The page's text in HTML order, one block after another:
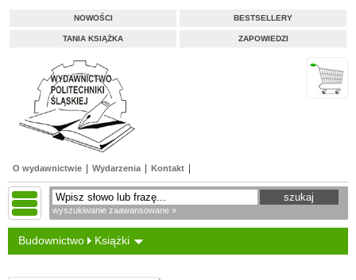
NOWOŚCI BESTSELLERY
TANIA KSIĄŻKA ZAPOWIEDZI
O wydawnictwie Wydarzenia Kontakt
wyszukiwanie zaawansowane »
Budownictwo Książki